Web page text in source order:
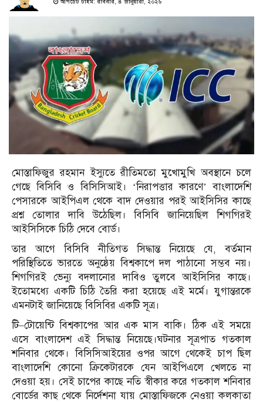
আপডেট টাইম: রবিবার, ৪ জানুয়ারী, ২০২৬
মোস্তাফিজুর রহমান ইস্যুতে রীতিমতো মুখোমুখি অবস্থানে চলে
গেছে বিসিবি ও বিসিসিআই। ‘নিরাপত্তার কারণে’ বাংলাদেশি
পেসারকে আইপিএল থেকে বাদ দেওয়ার পরই আইসিসির কাছে
প্রশ্ন তোলার দাবি উঠেছিল। বিসিবি জানিয়েছিল শিগগিরই
আইসিসিকে চিঠি দেবে বোর্ড।
তার আগে বিসিবি নীতিগত সিদ্ধান্ত নিয়েছে যে, বর্তমান
পরিস্থিতিতে ভারতে অনুষ্ঠেয় বিশ্বকাপে দল পাঠানো সম্ভব নয়।
শিগগিরই ভেন্যু বদলানোর দাবিও তুলবে আইসিসির কাছে।
ইতোমধ্যে একটি চিঠি তৈরি করা হয়েছে এই মর্মে। যুগান্তরকে
এমনটাই জানিয়েছে বিসিবির একটি সূত্র।
টি–টোয়েন্টি বিশ্বকাপের আর এক মাস বাকি। ঠিক এই সময়ে
এসে বাংলাদেশ এই সিদ্ধান্ত নিয়েছে।ঘটনার সূত্রপাত গতকাল
শনিবার থেকে। বিসিসিআইয়ের ওপর আগে থেকেই চাপ ছিল
বাংলাদেশি কোনো ক্রিকেটারকে যেন আইপিএলে খেলতে না
দেওয়া হয়। সেই চাপের কাছে নতি স্বীকার করে গতকাল শনিবার
বোর্ডের কাছ থেকে নির্দেশনা যায় মোস্তাফিজকে নেওয়া কলকাতা